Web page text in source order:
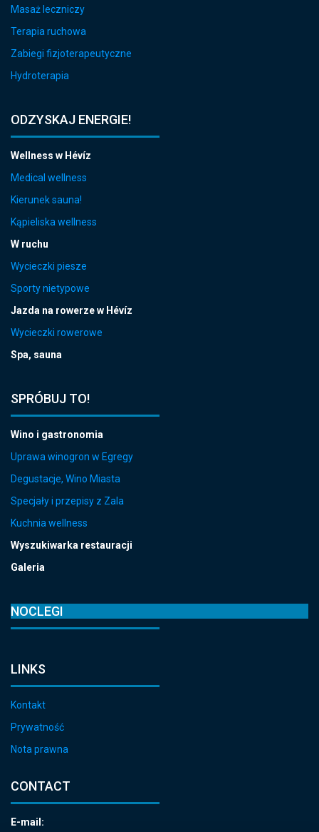
Masaż leczniczy
Terapia ruchowa
Zabiegi fizjoterapeutyczne
Hydroterapia
ODZYSKAJ ENERGIE!
Wellness w Hévíz
Medical wellness
Kierunek sauna!
Kąpieliska wellness
W ruchu
Wycieczki piesze
Sporty nietypowe
Jazda na rowerze w Hévíz
Wycieczki rowerowe
Spa, sauna
SPRÓBUJ TO!
Wino i gastronomia
Uprawa winogron w Egregy
Degustacje, Wino Miasta
Specjały i przepisy z Zala
Kuchnia wellness
Wyszukiwarka restauracji
Galeria
NOCLEGI
LINKS
Kontakt
Prywatność
Nota prawna
CONTACT
E-mail: